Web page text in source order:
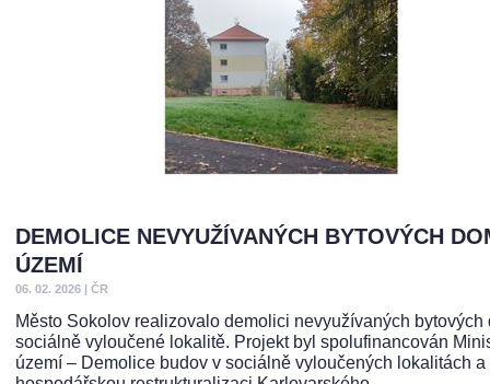
DEMOLICE NEVYUŽÍVANÝCH BYTOVÝCH
ÚZEMÍ
06. 02. 2026 | ČR
Město Sokolov realizovalo demolici nevyužívaných
sociálně vyloučené lokalitě. Projekt byl spolufinancován
území – Demolice budov v sociálně vyloučených lokalitách